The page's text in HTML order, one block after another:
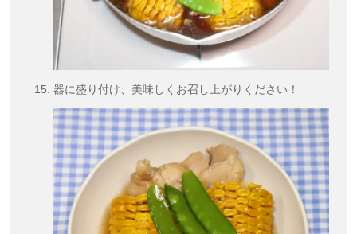
器に盛り付け、美味しくお召し上がりください！